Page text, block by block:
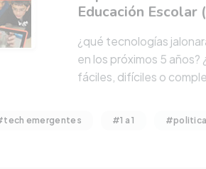
en los próximos 5 años?
fáciles, difíciles o
#tech emergentes #1 a 1